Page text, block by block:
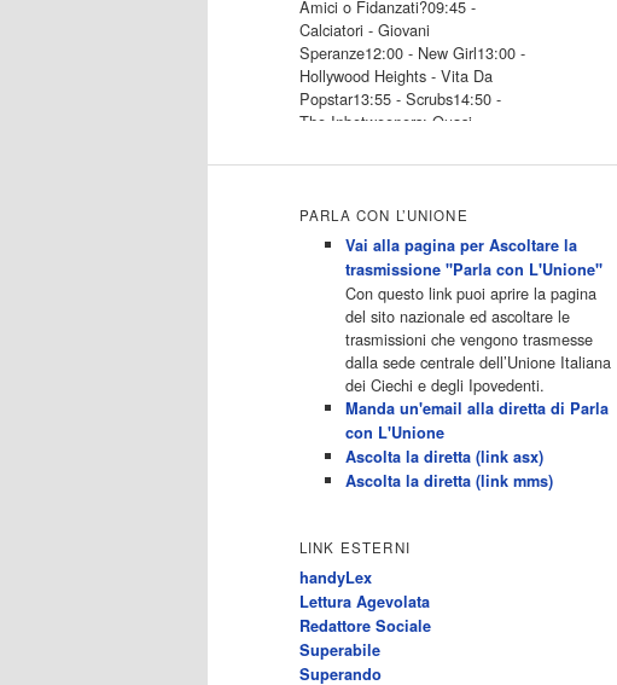
Amici o Fidanzati?09:45 -
Calciatori - Giovani
Speranze12:00 - New Girl13:00 -
Hollywood Heights - Vita Da
Popstar13:55 - Scrubs14:50 -
The Inbetweeners: Quasi
Parallele 16:40 - Hollywood
Catfish: False Identita'18:25 -
Ginnaste - […]
programmiTv - ALL MUSIC
4
Dicembre 2022
Programmi 06.30
Star.Meteo.News 09.30 The
Club 10.00 Deejay chiama Italia
12.00 Inbox 13.00 13.00 All
News 13.05 Inbox 13.30 The
Club 14.00 Community 15.00 All
music loves you 16.00 16.00 All
News 16.05 Rotazione musicale
20.00 Inbox 21.00 Code
Monkeys 21.30 Sons of Butcher
[…]
Acor3.it
programmiTv - ITALIA 1
Dicembre 2022
PARLA CON L’UNIONE
Vai alla pagina per Ascoltare la
trasmissione "Parla con L'Unione"
Con questo link puoi aprire la pagina
del sito nazionale ed ascoltare le
trasmissioni che vengono trasmesse
dalla sede centrale dell’Unione Italiana
dei Ciechi e degli Ipovedenti.
Manda un'email alla diretta di Parla
con L'Unione
Ascolta la diretta (link asx)
Ascolta la diretta (link mms)
LINK ESTERNI
handyLex
Lettura Agevolata
Redattore Sociale
Superabile
Superando